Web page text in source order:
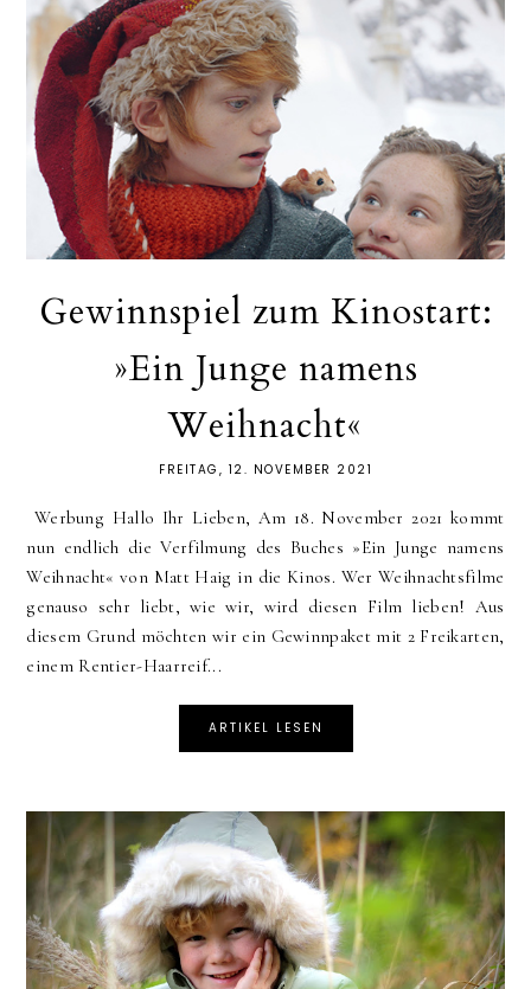
Gewinnspiel zum Kinostart:
»Ein Junge namens
Weihnacht«
FREITAG, 12. NOVEMBER 2021
Werbung Hallo Ihr Lieben, Am 18. November 2021 kommt
nun endlich die Verfilmung des Buches »Ein Junge namens
Weihnacht« von Matt Haig in die Kinos. Wer Weihnachtsfilme
genauso sehr liebt, wie wir, wird diesen Film lieben! Aus
diesem Grund möchten wir ein Gewinnpaket mit 2 Freikarten,
einem Rentier-Haarreif...
ARTIKEL LESEN